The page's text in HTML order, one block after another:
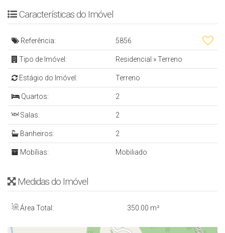
- Escritório (com potencial para 4º dormitório)
- Lavanderia Independente
- Garagem: Capacidade para até 04 veículos - 2
vagas cobertas e 2 vagas descobertas
- Depósito
ÁREA EXTERNA E LAZER
- Área de festas
- Academia Privativa
- Jardim frontal
- Garagem: Capacidade para até 04 veículos - 02
vagas cobertas e 02 vagas descobertas
- Portão Eletrônico
Características do Imóvel
Referência: 5856
Tipo de Imóvel: Residencial »Terreno
Estágio do Imóvel: Terreno
Quartos: 2
Salas: 2
Banheiros: 2
Mobílias: Mobiliado
Medidas do Imóvel
Área Total: 350 .00 m²